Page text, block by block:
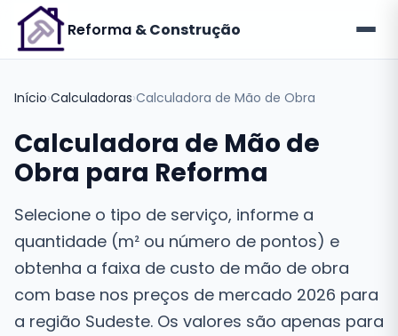
Reforma & Construção
Início›Calculadoras›Calculadora de Mão de Obra
Calculadora de Mão de
Obra para Reforma
Selecione o tipo de serviço, informe a
quantidade (m² ou número de pontos) e
obtenha a faixa de custo de mão de obra
com base nos preços de mercado 2026 para
a região Sudeste. Os valores são apenas para